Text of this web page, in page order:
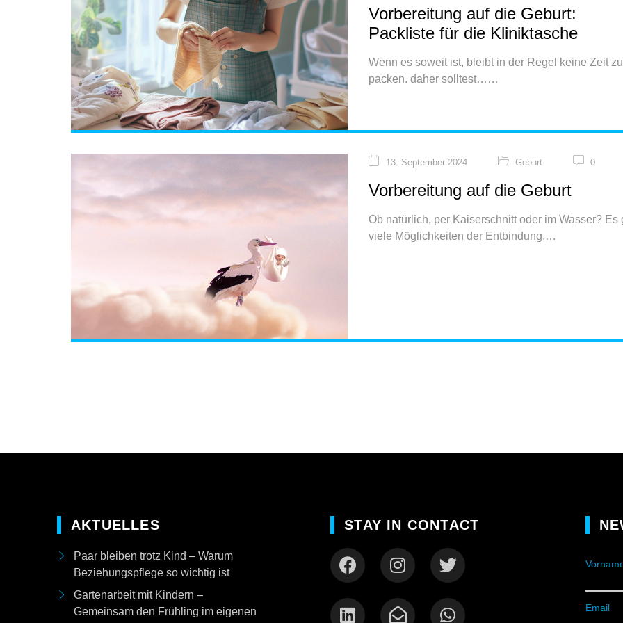
Vorbereitung auf die Geburt:
Packliste für die Kliniktasche
Wenn es soweit ist, bleibt in der Regel keine Zeit zu
packen. daher solltest…
13. September 2024 Geburt 0
Vorbereitung auf die Geburt
Ob natürlich, per Kaiserschnitt oder im Wasser? Es
viele Möglichkeiten der Entbindung.
AKTUELLES
Paar bleiben trotz Kind – Warum
Beziehungspflege so wichtig ist
Gartenarbeit mit Kindern –
Gemeinsam den Frühling im eigenen
STAY IN CONTACT
Email